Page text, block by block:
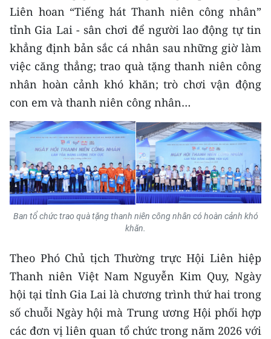
ENGLISH
中文
FRANÇAIS
ESPAÑOL
한국어
Liên hoan “Tiếng hát Thanh niên công nhân”
tỉnh Gia Lai - sân chơi để người lao động tự tin
khẳng định bản sắc cá nhân sau những giờ làm
việc căng thẳng; trao quà tặng thanh niên công
nhân hoàn cảnh khó khăn; trò chơi vận động
con em và thanh niên công nhân…
Ban tổ chức trao quà tặng thanh niên công nhân có hoàn cảnh khó
khăn.
Theo Phó Chủ tịch Thường trực Hội Liên hiệp
Thanh niên Việt Nam Nguyễn Kim Quy, Ngày
hội tại tỉnh Gia Lai là chương trình thứ hai trong
số chuỗi Ngày hội mà Trung ương Hội phối hợp
các đơn vị liên quan tổ chức trong năm 2026 với